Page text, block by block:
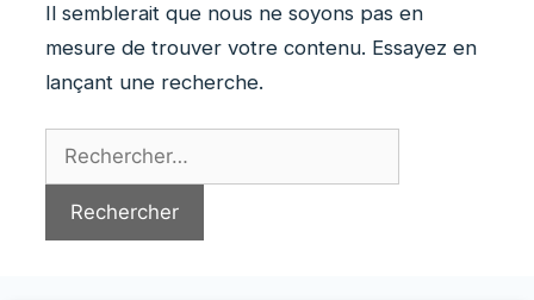
Il semblerait que nous ne soyons pas en
mesure de trouver votre contenu. Essayez en
lançant une recherche.
Rechercher :